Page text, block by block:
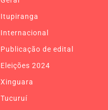
Itupiranga
Internacional
Publicação de edital
Eleições 2024
Xinguara
Tucuruí